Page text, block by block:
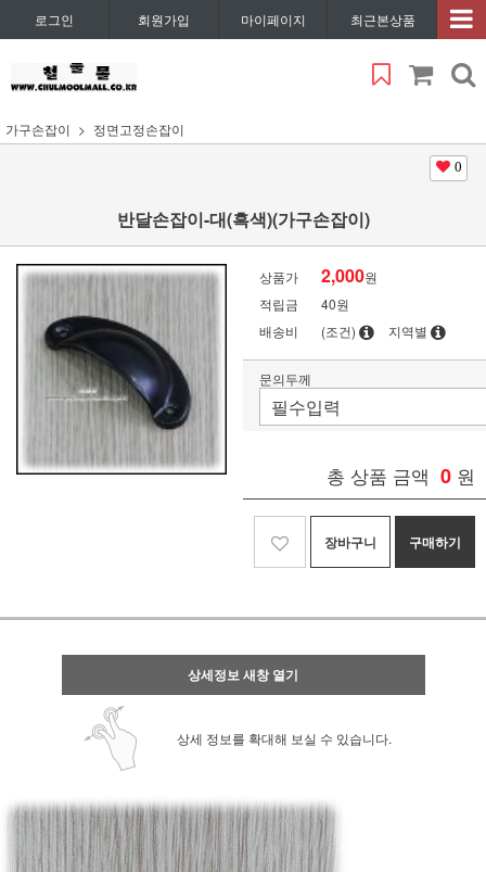
로그인 회원가입 마이페이지 최근본상품
가구손잡이 정면고정손잡이
0
반달손잡이-대(흑색)(가구손잡이)
상품가 2,000원
적립금
40원
배송비
(조건) 지역별
문의두께
총 상품 금액 0 원
장바구니 구매하기
상세정보 새창 열기
상세 정보를 확대해 보실 수 있습니다.